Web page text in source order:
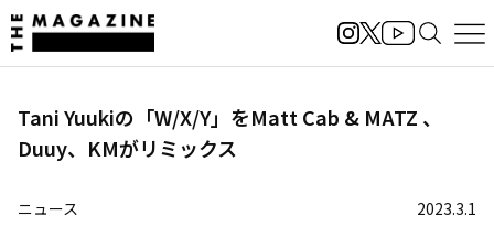
Tani Yuukiの「W/X/Y」をMatt Cab & MATZ 、
Duuy、KMがリミックス
ニュース 2023.3.1